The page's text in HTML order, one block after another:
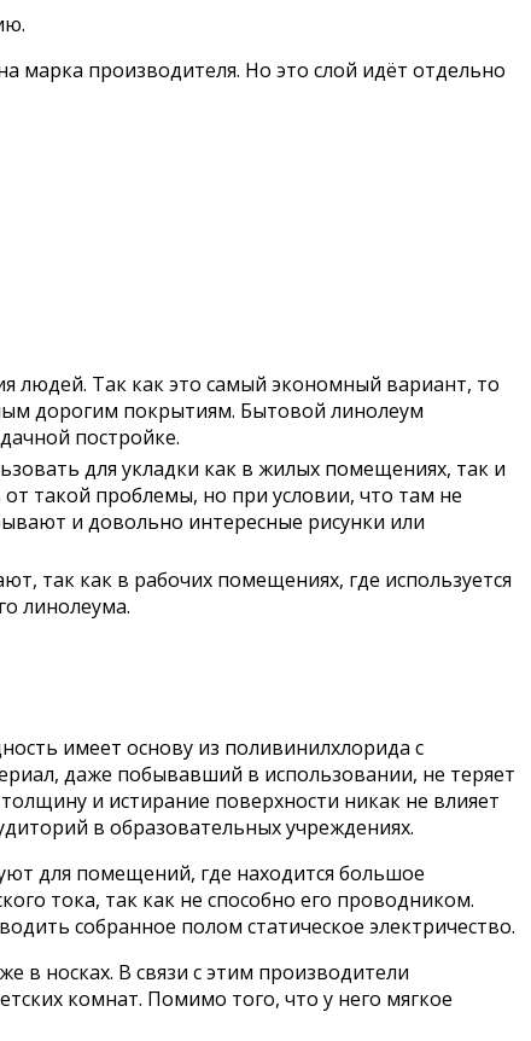
марка производителя. Но это слой идёт отдельно
людей. Так как это самый экономный вариант, то
дорогим покрытиям. Бытовой линолеум
постройке.
для укладки как в жилых помещениях, так и
такой проблемы, но при условии, что там не
и довольно интересные рисунки или
так как в рабочих помещениях, где используется
линолеума.
имеет основу из поливинилхлорида с
даже побывавший в использовании, не теряет
и истирание поверхности никак не влияет
в образовательных учреждениях.
для помещений, где находится большое
тока, так как не способно его проводником.
собранное полом статическое электричество.
в носках. В связи с этим производители
комнат. Помимо того, что у него мягкое